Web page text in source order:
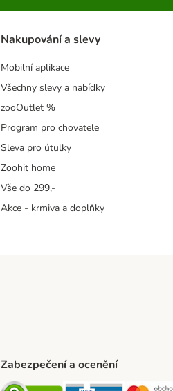
Nakupování a slevy
Mobilní aplikace
Všechny slevy a nabídky
zooOutlet %
Program pro chovatele
Sleva pro útulky
Zoohit home
Vše do 299,-
Akce - krmiva a doplňky
Zabezpečení a ocenění
Security Security